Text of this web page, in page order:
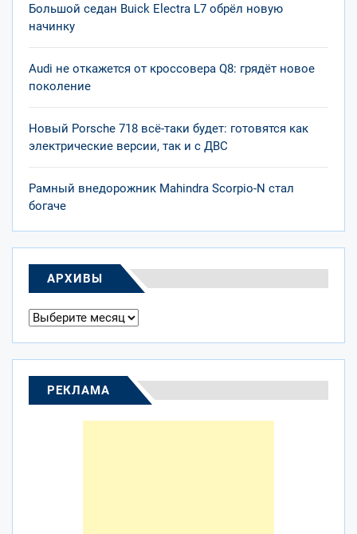
Большой седан Buick Electra L7 обрёл новую
начинку
Audi не откажется от кроссовера Q8: грядёт новое
поколение
Новый Porsche 718 всё-таки будет: готовятся как
электрические версии, так и с ДВС
Рамный внедорожник Mahindra Scorpio-N стал
богаче
АРХИВЫ
Архивы
РЕКЛАМА